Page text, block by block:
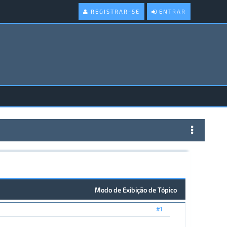
ENTRAR
REGISTRAR-SE
Modo de Exibição de Tópico
#1